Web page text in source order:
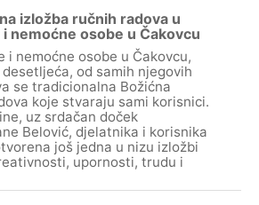
izložba ručnih radova u
nemoćne osobe u Čakovcu
i nemoćne osobe u Čakovcu,
od samih njegovih
se tradicionalna Božićna
koje stvaraju sami korisnici.
uz srdačan doček
Belović, djelatnika i korisnika
još jedna u nizu izložbi
upornosti, trudu i